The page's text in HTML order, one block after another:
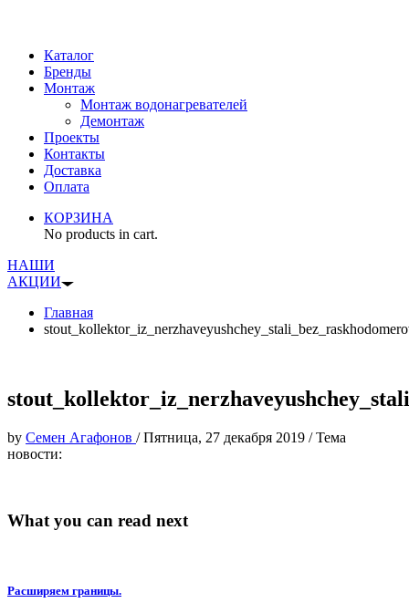
Каталог
Бренды
Монтаж
Монтаж водонагревателей
Демонтаж
Проекты
Контакты
Доставка
Оплата
КОРЗИНА
No products in cart.
НАШИ
АКЦИИ
Главная
by Семен Агафонов /Пятница, 27 декабря 2019 /Тема
новости:
What you can read next
Расширяем границы.